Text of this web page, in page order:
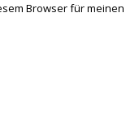
Browser für meinen